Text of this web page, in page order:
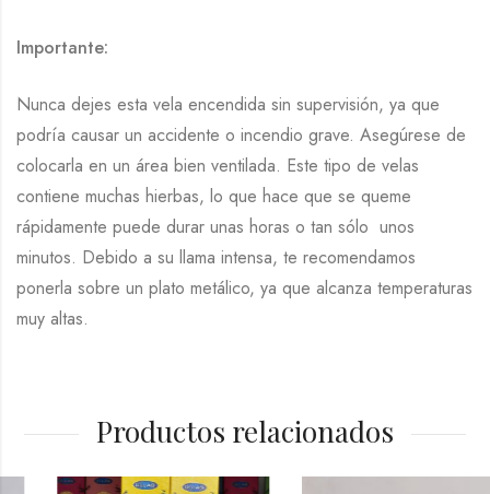
Importante:
Nunca dejes esta vela encendida sin supervisión, ya que
podría causar un accidente o incendio grave. Asegúrese de
colocarla en un área bien ventilada. Este tipo de velas
contiene muchas hierbas, lo que hace que se queme
rápidamente puede durar unas horas o tan sólo unos
minutos. Debido a su llama intensa, te recomendamos
ponerla sobre un plato metálico, ya que alcanza temperaturas
muy altas.
Productos relacionados